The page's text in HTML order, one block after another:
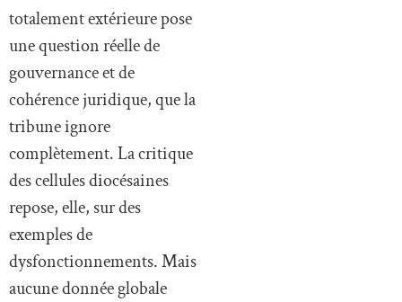
totalement extérieure pose
une question réelle de
gouvernance et de
cohérence juridique, que la
tribune ignore
complètement. La critique
des cellules diocésaines
repose, elle, sur des
exemples de
dysfonctionnements. Mais
aucune donnée globale